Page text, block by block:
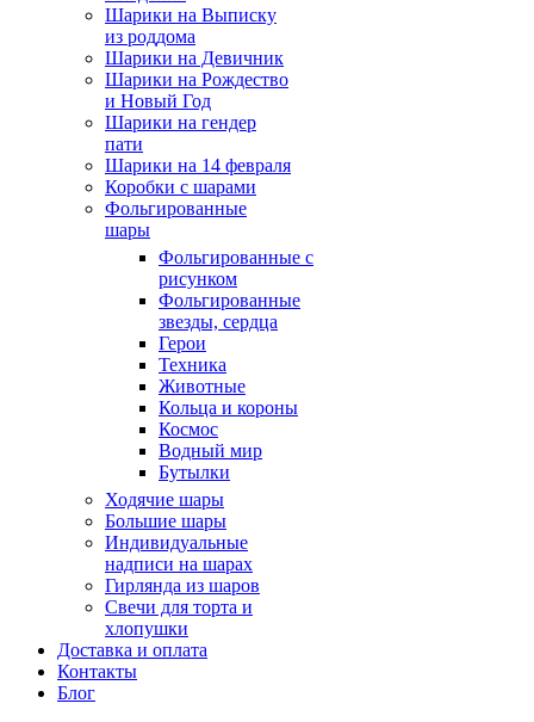
Шарики на Выписку
из роддома
Шарики на Девичник
Шарики на Рождество
и Новый Год
Шарики на гендер
пати
Шарики на 14 февраля
Коробки с шарами
Фольгированные
шары
Фольгированные с
рисунком
Фольгированные
звезды, сердца
Герои
Техника
Животные
Кольца и короны
Космос
Водный мир
Бутылки
Ходячие шары
Большие шары
Индивидуальные
надписи на шарах
Гирлянда из шаров
Свечи для торта и
хлопушки
Доставка и оплата
Контакты
Блог